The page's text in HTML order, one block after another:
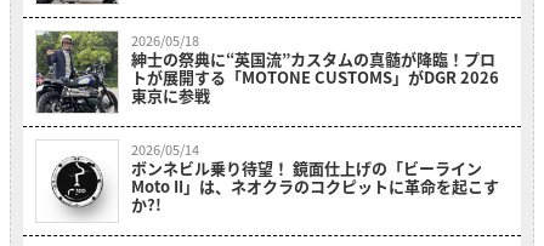
2026/05/18
紳士の祭典に“英国流”カスタムの真髄が降臨！プロ
トが展開する「MOTONE CUSTOMS」がDGR 2026
東京に参戦
2026/05/14
ボンネビル乗り待望！ 鏡面仕上げの「ビーライン
Moto II」は、ネオクラのコクピットに革命を起こす
か?!